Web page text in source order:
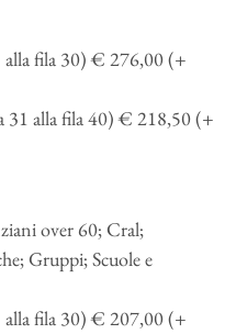
alla fila 30) € 276,00 (+
31 alla fila 40) € 218,50 (+
over 60; Cral;
Gruppi; Scuole e
alla fila 30) € 207,00 (+